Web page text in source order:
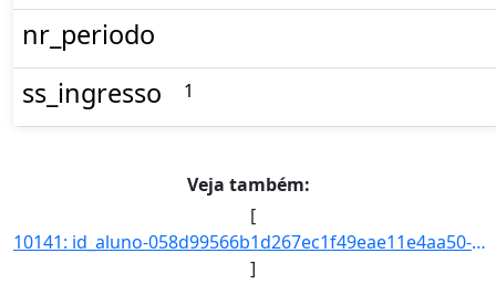
nr_periodo
ss_ingresso
1
Veja também:
[
10141: id_aluno-058d99566b1d267ec1f49eae11e4aa50-aa_ingresso-2021-cd_curso-97-nm_qsl--nr_ch--nr_cr--nr_indi]
]